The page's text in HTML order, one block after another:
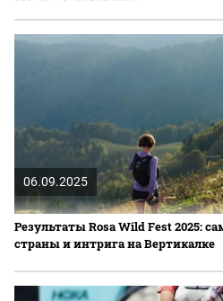
06.09.2025
Результаты Rosa Wild Fest 2025:
страны и интрига на Вертикалке